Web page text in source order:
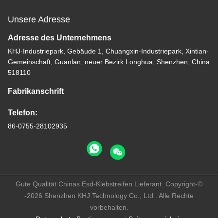
Unsere Adresse
Adresse des Unternehmens
KHJ-Industriepark, Gebäude 1, Chuangxin-Industriepark, Xintian-
Gemeinschaft, Guanlan, neuer Bezirk Longhua, Shenzhen, China
518110
Fabrikanschrift
Telefon:
86-0755-28102935
Gute Qualität Chinas Esd-Klebstreifen Lieferant. Copyright-©
-2026 Shenzhen KHJ Technology Co., Ltd . Alle Rechte
vorbehalten.